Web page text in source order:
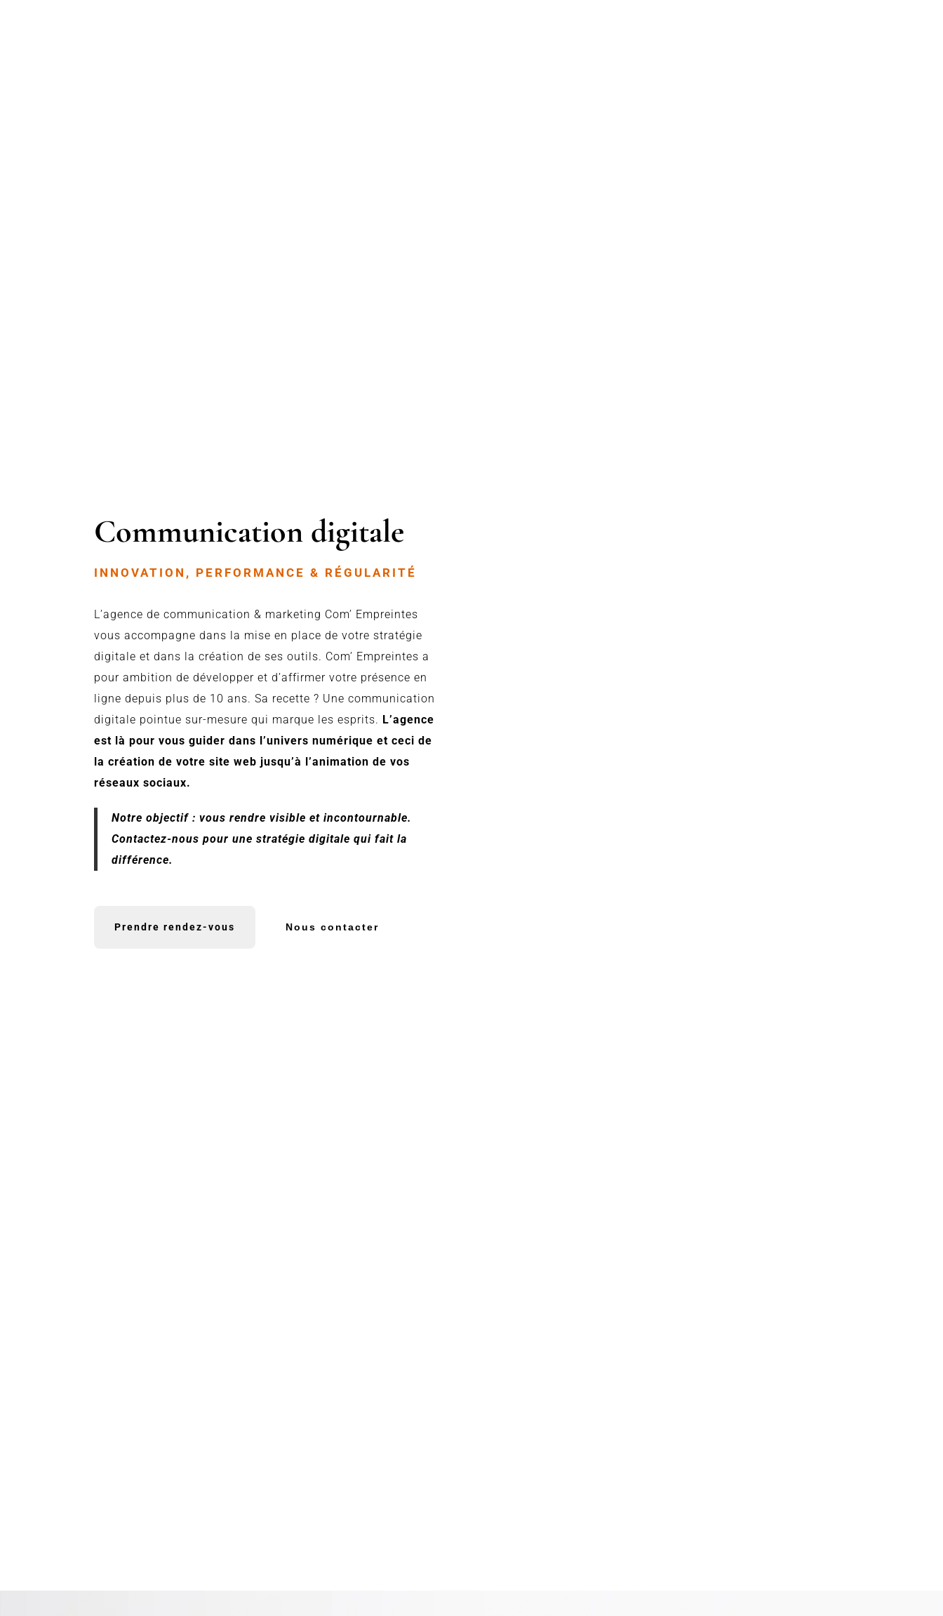
Communication digitale
INNOVATION, PERFORMANCE & RÉGULARITÉ
L’agence de communication & marketing Com’ Empreintes
vous accompagne dans la mise en place de votre stratégie
digitale et dans la création de ses outils. Com’ Empreintes a
pour ambition de développer et d’affirmer votre présence en
ligne depuis plus de 10 ans. Sa recette ? Une communication
digitale pointue sur-mesure qui marque les esprits. L’agence
est là pour vous guider dans l’univers numérique et ceci de
la création de votre site web jusqu’à l’animation de vos
réseaux sociaux.
Notre objectif : vous rendre visible et incontournable.
Contactez-nous pour une stratégie digitale qui fait la
différence.
Prendre rendez-vous Nous contacter